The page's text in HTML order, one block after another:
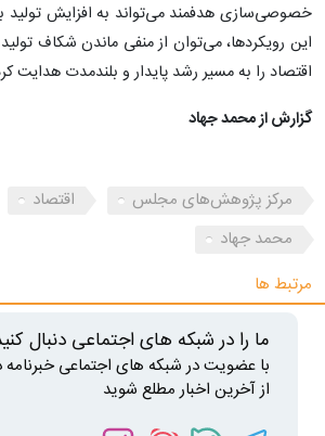
خصوصی‌سازی هدفمند می‌تواند به افزایش تولید
این رویکردها، می‌توان از منفی ماندن شکاف
اقتصاد را به مسیر رشد پایدار و بلندمدت هدایت
گزارش از محمد جهاد
مرکز پژوهش‌های مجلس اقتصاد
محمد جهاد
مرتبط ها
ما را در شبکه های اجتماعی دنبال
با عضویت در شبکه های اجتماعی خبرنامه
از آخرین اخبار مطلع شوید